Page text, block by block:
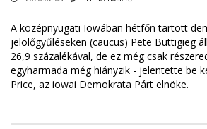
A középnyugati Iowában hétfőn tartott
jelölőgyűléseken (caucus) Pete Buttigieg
26,9 százalékával, de ez még csak
egyharmada még hiányzik - jelentette be
Price, az iowai Demokrata Párt elnöke.